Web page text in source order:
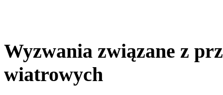
Wyzwania związane z
wiatrowych